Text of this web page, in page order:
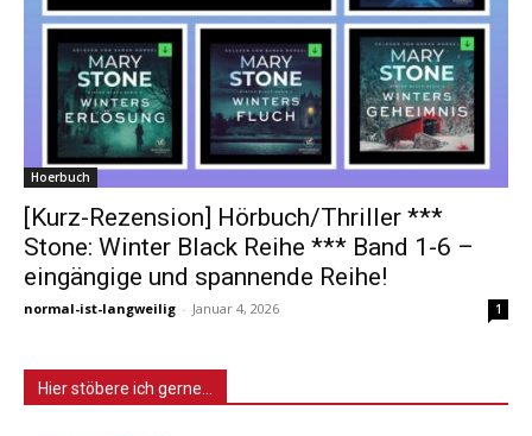
Hoerbuch
[Kurz-Rezension] Hörbuch/Thriller ***
Stone: Winter Black Reihe *** Band 1-6 –
eingängige und spannende Reihe!
normal-ist-langweilig - Januar 4, 2026 1
Hier stöbere ich gerne…